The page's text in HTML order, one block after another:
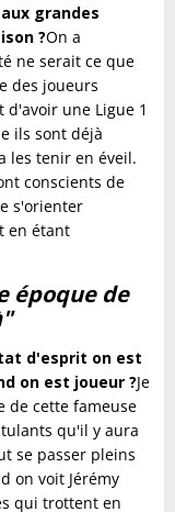
grandes
?On a
ne serait ce que
des joueurs
une Ligue 1
ils sont déjà
les tenir en éveil.
conscients de
s'orienter
en étant
époque de
d'esprit on est
on est joueur ?Je
de cette fameuse
qu'il y aura
se passer pleins
on voit Jérémy
qui trottent en